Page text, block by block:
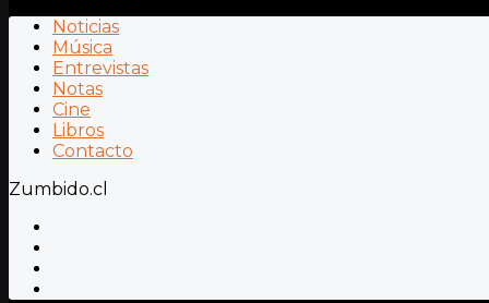
Noticias
Música
Entrevistas
Notas
Cine
Libros
Contacto
Zumbido.cl